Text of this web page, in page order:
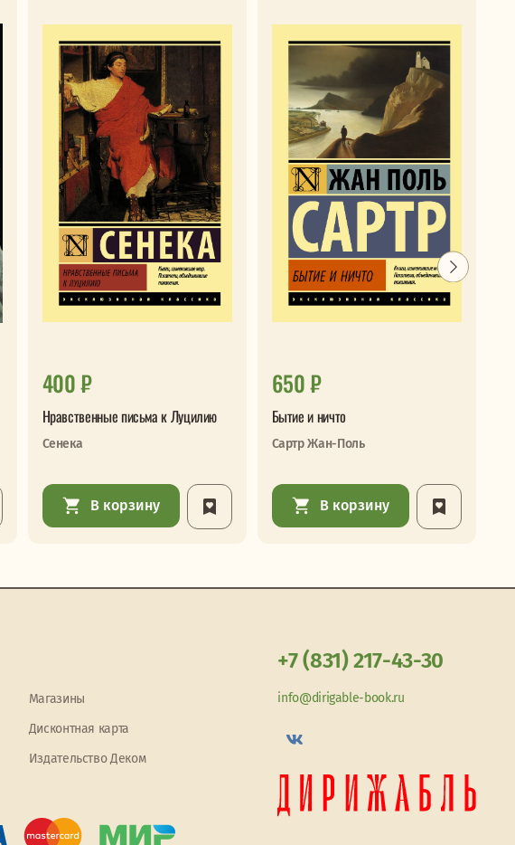
400 ₽
Нравственные письма к Луцилию
Сенека
В корзину
650 ₽
Бытие и ничто
Сартр Жан-Поль
В корзину
Магазины
Дисконтная карта
Издательство Деком
+7 (831) 217-43-30
info@dirigable-book.ru